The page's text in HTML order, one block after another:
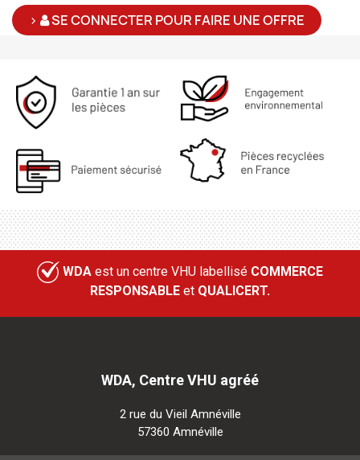
> SE CONNECTER POUR FAIRE UNE OFFRE
WDA est un centre VHU labellisé COMMERCE
RESPONSABLE et QUALICERT.
WDA, Centre VHU agréé
2 rue du Vieil Amnéville
57360 Amnéville